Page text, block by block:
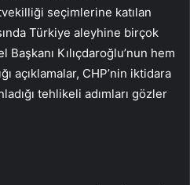
seçimlerine katılan
Türkiye aleyhine birçok
Kılıçdaroğlu’nun hem
açıklamalar, CHP’nin iktidara
tehlikeli adımları gözler